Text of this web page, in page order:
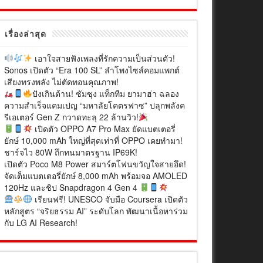
เรื่องล่าสุด
เอาใจสายฟังเพลงที่รักความเป็นส่วนตัว!
Sonos เปิดตัว “Era 100 SL” ลำโพงไซส์คอมแพกต์
เสียงทรงพลัง ไม่ตัดทอนคุณภาพ!
ปังเกินต้าน! ซัมซุง แท็กทีม ยามาฮ่า ฉลอง
ความสำเร็จแคมเปญ “มหาลัยโคตรฟาซ” ปลุกพลังค
รีเอเตอร์ Gen Z กวาดทะลุ 22 ล้านวิว!
เปิดตัว OPPO A7 Pro Max ยัดแบตเตอรี่
ยักษ์ 10,000 mAh ใหญ่ที่สุดเท่าที่ OPPO เคยทำมา!
ชาร์จไว 80W ถึกทนมาตรฐาน IP69K!
เปิดตัว Poco M8 Power สมาร์ตโฟนขวัญใจสายอึด!
จัดเต็มแบตเตอรี่ยักษ์ 8,000 mAh พร้อมจอ AMOLED
120Hz และชิป Snapdragon 4 Gen 4
เรียนฟรี! UNESCO จับมือ Coursera เปิดตัว
หลักสูตร “จริยธรรม AI” ระดับโลก พัฒนาเนื้อหาร่วม
กับ LG AI Research!